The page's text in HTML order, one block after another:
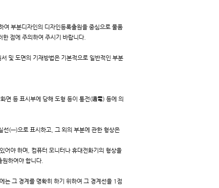
여 부분디자인의 디자인등록출원을 중심으로 물품
점에 주의하여 주시기 바랍니다.
및 도면의 기재방법은 기본적으로 일반적인 부분
면 등 표시부에 당해 도형 등이 통전(通電) 등에 의
선(―)으로 표시하고, 그 외의 부분에 관한 형상은
어야 하며, 컴퓨터 모니터나 휴대전화기의 형상을
하여야 합니다.
는 그 경계를 명확히 하기 위하여 그 경계선을 1점